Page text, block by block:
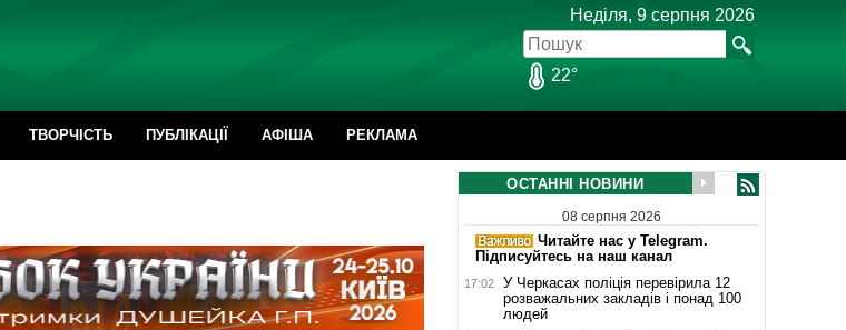
Неділя, 9 серпня 2026
22°
ТВОРЧІСТЬ ПУБЛІКАЦІЇ АФІША РЕКЛАМА
ОСТАННІ НОВИНИ
08 серпня 2026
Читайте нас у Telegram.
Підписуйтесь на наш канал
17:02
У Черкасах поліція перевірила 12
розважальних закладів і понад 100
людей